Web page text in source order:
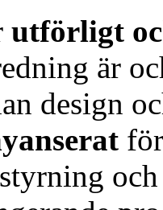
utförligt
är
design